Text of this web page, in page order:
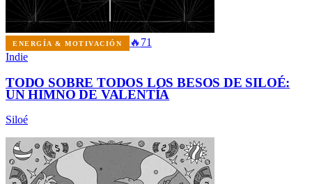
ENERGÍA & MOTIVACIÓN 🔥 71
Indie
TODO SOBRE TODOS LOS BESOS DE SILOÉ:
UN HIMNO DE VALENTÍA
Siloé